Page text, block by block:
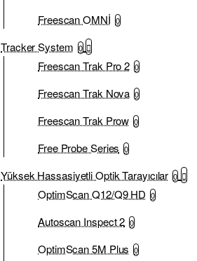
Freescan OMNİ 0
Tracker System 0
Freescan Trak Pro 2 0
Freescan Trak Nova 0
Freescan Trak Prow 0
Free Probe Series 0
Yüksek Hassasiyetli Optik Tarayıcılar 0
OptimScan Q12/Q9 HD 0
Autoscan Inspect 2 0
OptimScan 5M Plus 0